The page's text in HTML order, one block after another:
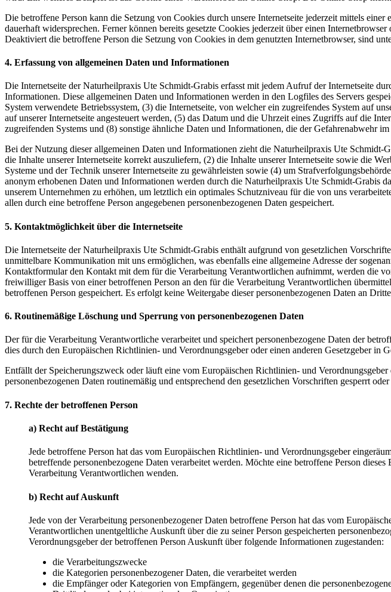
Die betroffene Person kann die Setzung von Cookies durch unsere Internetseite jederzeit mittels
dauerhaft widersprechen. Ferner können bereits gesetzte Cookies jederzeit über einen
Deaktiviert die betroffene Person die Setzung von Cookies in dem genutzten Internetbrowser, sind
4. Erfassung von allgemeinen Daten und Informationen
Die Internetseite der Naturheilpraxis Ute Schmidt-Grabis erfasst mit jedem Aufruf der Internetseite
Informationen. Diese allgemeinen Daten und Informationen werden in den Logfiles des Servers
System verwendete Betriebssystem, (3) die Internetseite, von welcher ein zugreifendes System auf
auf unserer Internetseite angesteuert werden, (5) das Datum und die Uhrzeit eines Zugriffs auf die
zugreifenden Systems und (8) sonstige ähnliche Daten und Informationen, die der Gefahrenabwehr
Bei der Nutzung dieser allgemeinen Daten und Informationen zieht die Naturheilpraxis Ute
die Inhalte unserer Internetseite korrekt auszuliefern, (2) die Inhalte unserer Internetseite sowie die
Systeme und der Technik unserer Internetseite zu gewährleisten sowie (4) um
anonym erhobenen Daten und Informationen werden durch die Naturheilpraxis Ute Schmidt-Grabis
unserem Unternehmen zu erhöhen, um letztlich ein optimales Schutzniveau für die von uns
allen durch eine betroffene Person angegebenen personenbezogenen Daten gespeichert.
5. Kontaktmöglichkeit über die Internetseite
Die Internetseite der Naturheilpraxis Ute Schmidt-Grabis enthält aufgrund von gesetzlichen
unmittelbare Kommunikation mit uns ermöglichen, was ebenfalls eine allgemeine Adresse der
Kontaktformular den Kontakt mit dem für die Verarbeitung Verantwortlichen aufnimmt, werden die
freiwilliger Basis von einer betroffenen Person an den für die Verarbeitung Verantwortlichen
betroffenen Person gespeichert. Es erfolgt keine Weitergabe dieser personenbezogenen Daten an
6. Routinemäßige Löschung und Sperrung von personenbezogenen Daten
Der für die Verarbeitung Verantwortliche verarbeitet und speichert personenbezogene Daten der
dies durch den Europäischen Richtlinien- und Verordnungsgeber oder einen anderen Gesetzgeber
Entfällt der Speicherungszweck oder läuft eine vom Europäischen Richtlinien- und
personenbezogenen Daten routinemäßig und entsprechend den gesetzlichen Vorschriften gesperrt
7. Rechte der betroffenen Person
a) Recht auf Bestätigung
Jede betroffene Person hat das vom Europäischen Richtlinien- und Verordnungsgeber
betreffende personenbezogene Daten verarbeitet werden. Möchte eine betroffene Person
Verarbeitung Verantwortlichen wenden.
b) Recht auf Auskunft
Jede von der Verarbeitung personenbezogener Daten betroffene Person hat das vom
Verantwortlichen unentgeltliche Auskunft über die zu seiner Person gespeicherten
Verordnungsgeber der betroffenen Person Auskunft über folgende Informationen zugestanden:
die Verarbeitungszwecke
die Kategorien personenbezogener Daten, die verarbeitet werden
die Empfänger oder Kategorien von Empfängern, gegenüber denen die